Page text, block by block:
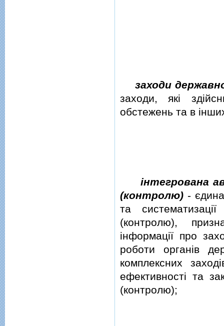
заходи
заходи, якi
обстежень та в
iнтегрована
(контролю) -
та
(контролю),
iнформацiї про
роботи органiв
комплексних
ефективностi та
(контролю);